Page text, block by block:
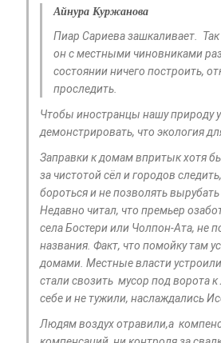
Айнура Куржанова
Пиар Сариева зашкаливает. Так
он с местными чиновниками
состоянии ничего построить,
проследить.
Чтобы иностранцы нашу природу
демонстрировать, что экология
Заправки к домам впритык хотя
за чистотой сёл и городов
бороться и не позволять
Недавно читал, что премьер
села Бостери или Чолпон-Ата, не
названия. Факт, что помойку там
домами. Местные власти
стали свозить мусор под ворота
себе и не тужили, наслаждались
Людям воздух отравили,а